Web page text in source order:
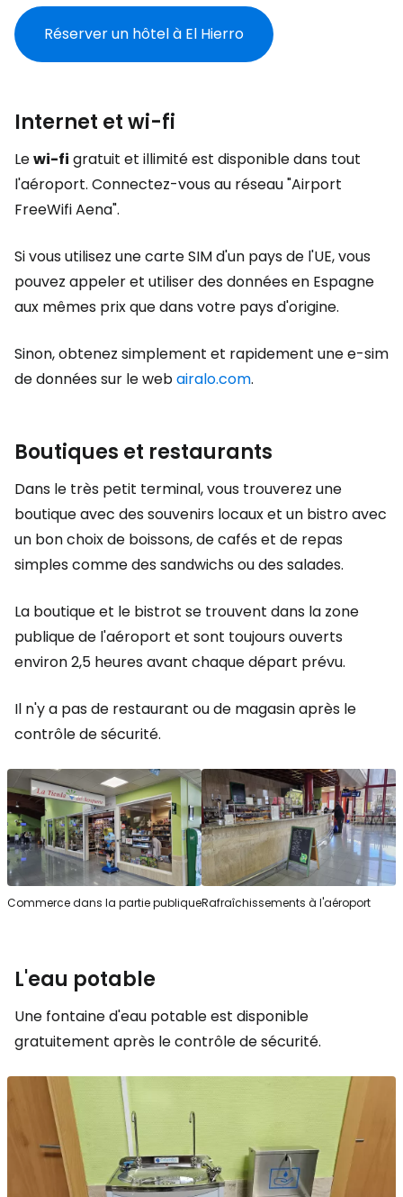
Réserver un hôtel à El Hierro
Internet et wi-fi
Lewi-fi gratuit et illimité est disponible dans tout
l'aéroport. Connectez-vous au réseau "Airport
FreeWifi Aena".
Si vous utilisez une carte SIM d'un pays de l'UE, vous
pouvez appeler et utiliser des données en Espagne
aux mêmes prix que dans votre pays d'origine.
Sinon, obtenez simplement et rapidement une e-sim
de données sur le webairalo.com.
Boutiques et restaurants
Dans le très petit terminal, vous trouverez une
boutique avec des souvenirs locaux et un bistro avec
un bon choix de boissons, de cafés et de repas
simples comme des sandwichs ou des salades.
La boutique et le bistrot se trouvent dans la zone
publique de l'aéroport et sont toujours ouverts
environ 2,5 heures avant chaque départ prévu.
Il n'y a pas de restaurant ou de magasin après le
contrôle de sécurité.
Commerce dans la partie publiqueRafraîchissements à l'aéroport
L'eau potable
Une fontaine d'eau potable est disponible
gratuitement après le contrôle de sécurité.